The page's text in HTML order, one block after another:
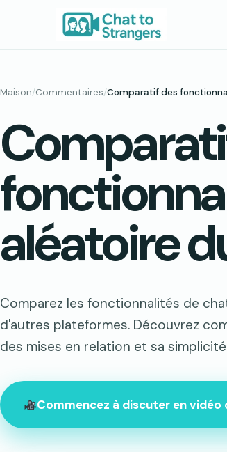
Maison/Commentaires/Comparatif des
aléatoire
Comparez les fonctionnalités de
d'autres plateformes. Découvrez
des mises en relation et sa
Commencez à discuter en vidéo